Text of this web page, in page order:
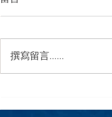
馬船聚
撰寫留言......